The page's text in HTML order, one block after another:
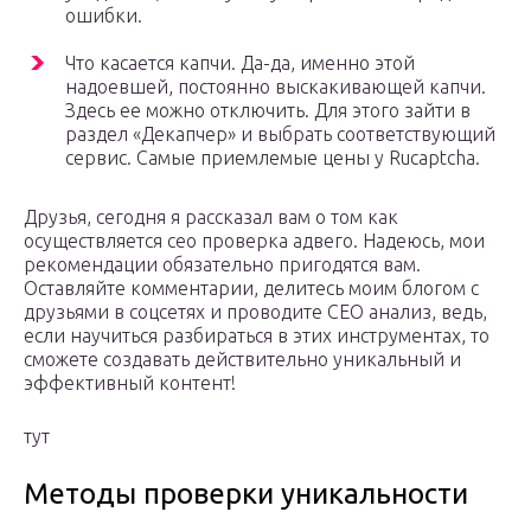
ошибки.
Что касается капчи. Да-да, именно этой
надоевшей, постоянно выскакивающей капчи.
Здесь ее можно отключить. Для этого зайти в
раздел «Декапчер» и выбрать соответствующий
сервис. Самые приемлемые цены у Rucaptcha.
Друзья, сегодня я рассказал вам о том как
осуществляется сео проверка адвего. Надеюсь, мои
рекомендации обязательно пригодятся вам.
Оставляйте комментарии, делитесь моим блогом с
друзьями в соцсетях и проводите СЕО анализ, ведь,
если научиться разбираться в этих инструментах, то
сможете создавать действительно уникальный и
эффективный контент!
тут
Методы проверки уникальности